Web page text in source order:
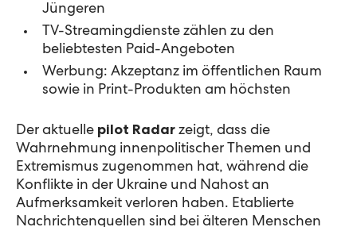
Jüngeren
TV-Streamingdienste zählen zu den
beliebtesten Paid-Angeboten
Werbung: Akzeptanz im öffentlichen Raum
sowie in Print-Produkten am höchsten
Der aktuelle pilot Radar zeigt, dass die
Wahrnehmung innenpolitischer Themen und
Extremismus zugenommen hat, während die
Konflikte in der Ukraine und Nahost an
Aufmerksamkeit verloren haben. Etablierte
Nachrichtenquellen sind bei älteren Menschen